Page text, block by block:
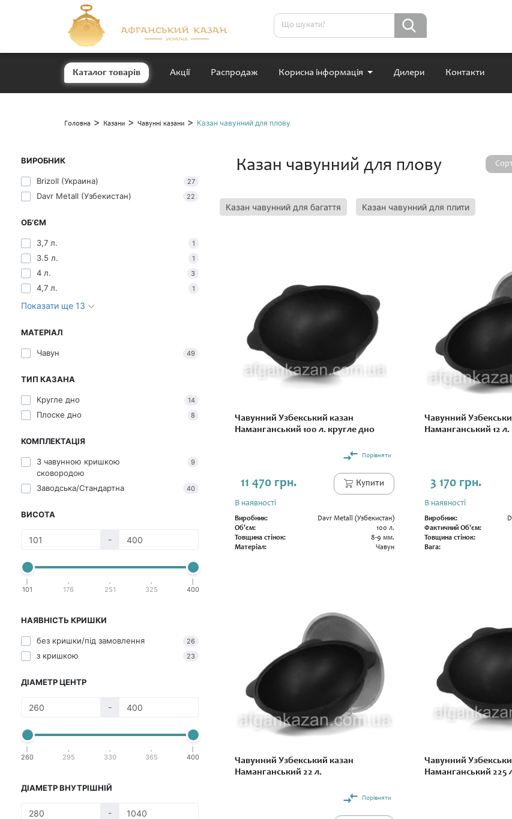
Каталог товарів Акції Распродаж Корисна інформація Дилери Контакти
Головна > Казани > Чавунні казани > Казан чавунний для плову
ВИРОБНИК
Brizoll (Украина) 27
Davr Metall (Узбекистан) 22
ОБ’ЄМ
3,7 л. 1
3.5 л. 1
4 л. 3
4,7 л. 1
Показати ще 13
МАТЕРІАЛ
Чавун 49
ТИП КАЗАНА
Кругле дно 14
Плоске дно 8
КОМПЛЕКТАЦІЯ
З чавунною кришкою
сковородою
9
Заводська/Стандартна 40
ВИСОТА
-
101 176 251 325 400
НАЯВНІСТЬ КРИШКИ
без кришки/під замовлення 26
з кришкою 23
ДІАМЕТР ЦЕНТР
-
260 295 330 365 400
ДІАМЕТР ВНУТРІШНІЙ
-
Казан чавунний для плову
Казан чавунний для багаття Казан чавунний для плити
Чавунний Узбекський казан
Наманганський 100 л. кругле дно
Порівняти
11 470 грн. Купити
В наявності
Виробник:
Davr Metall (Узбекистан)
Об'єм:
100 л.
Товщина стінок:
8-9 мм.
Матеріал:
Чавун
Чавунний
Наманганський 12 л.
3 170 грн.
В наявності
Виробник:
Фактичний Об'єм:
Товщина стінок:
Вага:
Чавунний Узбекський казан
Наманганський 22 л.
Порівняти
Чавунний
Наманганський 225